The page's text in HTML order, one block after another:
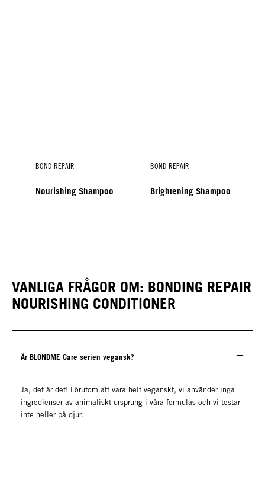
BOND REPAIR
Nourishing Shampoo
BOND REPAIR
Brightening Shampoo
VANLIGA FRÅGOR OM: BONDING REPAIR
NOURISHING CONDITIONER
Är BLONDME Care serien vegansk?
Ja, det är det! Förutom att vara helt veganskt, vi använder inga
ingredienser av animaliskt ursprung i våra formulas och vi testar
inte heller på djur.